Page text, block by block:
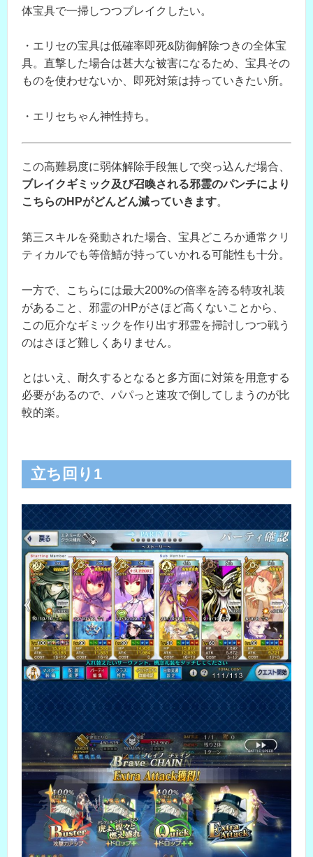
体宝具で一掃しつつブレイクしたい。
・エリセの宝具は低確率即死&防御解除つきの全体宝
具。直撃した場合は甚大な被害になるため、宝具その
ものを使わせないか、即死対策は持っていきたい所。
・エリセちゃん神性持ち。
この高難易度に弱体解除手段無しで突っ込んだ場合、
ブレイクギミック及び召喚される邪霊のパンチにより
こちらのHPがどんどん減っていきます。
第三スキルを発動された場合、宝具どころか通常クリ
ティカルでも等倍鯖が持っていかれる可能性も十分。
一方で、こちらには最大200%の倍率を誇る特攻礼装
があること、邪霊のHPがさほど高くないことから、
この厄介なギミックを作り出す邪霊を掃討しつつ戦う
のはさほど難しくありません。
とはいえ、耐久するとなると多方面に対策を用意する
必要があるので、パパっと速攻で倒してしまうのが比
較的楽。
立ち回り1